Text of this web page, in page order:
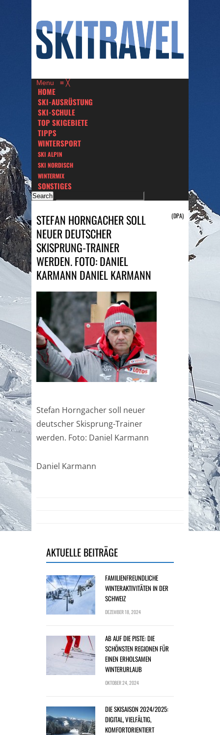
Menu ≡ ╳
HOME
SKI-AUSRÜSTUNG
SKI-SCHULE
TOP SKIGEBIETE
TIPPS
WINTERSPORT
SKI ALPIN
SKI NORDISCH
WINTERMIX
SONSTIGES
STEFAN HORNGACHER SOLL
NEUER DEUTSCHER
SKISPRUNG-TRAINER
WERDEN. FOTO: DANIEL
KARMANN DANIEL KARMANN
(DPA)
Stefan Horngacher soll neuer
deutscher Skisprung-Trainer
werden. Foto: Daniel Karmann
Daniel Karmann
AKTUELLE BEITRÄGE
FAMILIENFREUNDLICHE
WINTERAKTIVITÄTEN IN DER
SCHWEIZ
DEZEMBER 18, 2024
AB AUF DIE PISTE: DIE
SCHÖNSTEN REGIONEN FÜR
EINEN ERHOLSAMEN
WINTERURLAUB
OKTOBER 24, 2024
DIE SKISAISON 2024/2025:
DIGITAL, VIELFÄLTIG,
KOMFORTORIENTIERT